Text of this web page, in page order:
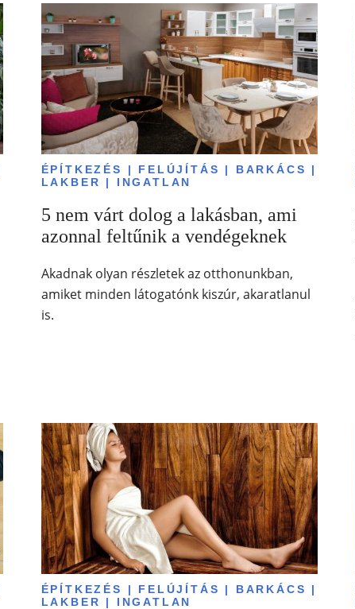
ÉPÍTKEZÉS | FELÚJÍTÁS | BARKÁCS |
LAKBER | INGATLAN
5 nem várt dolog a lakásban, ami
azonnal feltűnik a vendégeknek
Akadnak olyan részletek az otthonunkban,
amiket minden látogatónk kiszúr, akaratlanul
is.
ÉPÍTKEZÉS | FELÚJÍTÁS | BARKÁCS |
LAKBER | INGATLAN